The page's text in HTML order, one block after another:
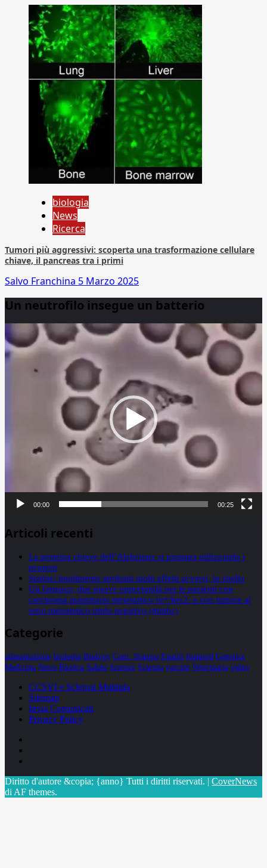
biologia
News
Ricerca
Tumori più aggressivi: scoperta una trasformazione cellulare
chiave, il pancreas tra i primi
Salvo Franchina 5 Marzo 2025
Un neutrofilo insegue un batterio
Player
00:00 00:25
Articoli recenti
La proteina chiave dell’Alzheimer si propaga utilizzando i
neuroni
Statine: inutilmente attribuiti molti effetti avversi, lo studio
Un farmaco, due nuove opportunità per le pazienti con
carcinoma mammario metastatico hr+/her2- e con tumore al
seno metastatico triplo negativo (mtnbc)
Categorie
alimentazione biologia Biology Com. Stampa Epatiti featured Genetica
Medicina News Ricerca Salute Science Scienza vaccini Veterinaria video
CCSVI e Sclerosi Multipla
Sitemap
Invia Comunicati
Privacy Policy
Diritto d'autore &copia; {anno} Tutti i diritti riservati. | CoverNews
di AF themes.